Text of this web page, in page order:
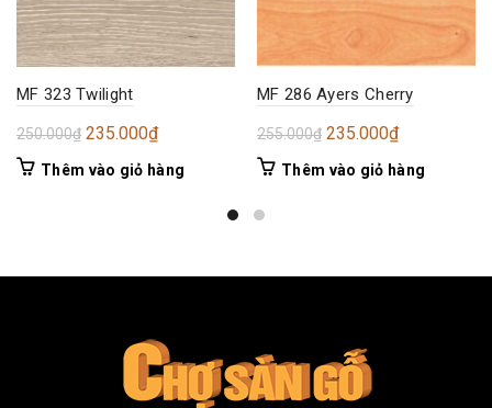
MF 323 Twilight
250.000₫ Giá
gốc
235.000₫Giá
hiện
Thêm vào giỏ hàng
MF 286 Ayers Cherry
255.000₫ Giá
gốc
235.000₫Giá
hiện
Thêm vào giỏ hàng